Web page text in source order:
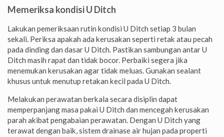
Memeriksa kondisi U Ditch
Lakukan pemeriksaan rutin kondisi U Ditch setiap 3 bulan
sekali. Periksa apakah ada kerusakan seperti retak atau pecah
pada dinding dan dasar U Ditch. Pastikan sambungan antar U
Ditch masih rapat dan tidak bocor. Perbaiki segera jika
menemukan kerusakan agar tidak meluas. Gunakan sealant
khusus untuk menutup retakan kecil pada U Ditch.
Melakukan perawatan berkala secara disiplin dapat
memperpanjang masa pakai U Ditch dan mencegah kerusakan
parah akibat pengabaian perawatan. Dengan U Ditch yang
terawat dengan baik, sistem drainase air hujan pada properti